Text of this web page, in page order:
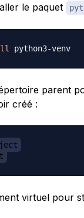
le paquet
python3-venv
parent
créé :
virtuel pour